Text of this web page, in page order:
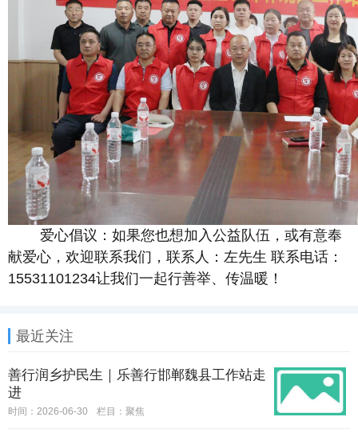
爱心倡议：如果您也想加入公益队伍，或有意奉
献爱心，欢迎联系我们，联系人：左先生 联系电话：
15531101234让我们一起行善举、传温暖！
最近关注
善行润乡护民生｜乐善行邯郸魏县工作站走
进
时间：2026-06-30 栏目： 聚焦